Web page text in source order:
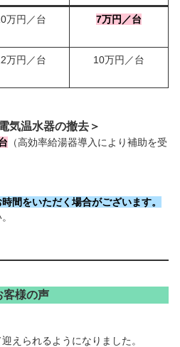
万円／台 7万円／台
万円／台 10万円／台
気温水器の撤去＞
（高効率給湯器導入により補助を受
間をいただく場合がございます。
客様の声
えられるようになりました。